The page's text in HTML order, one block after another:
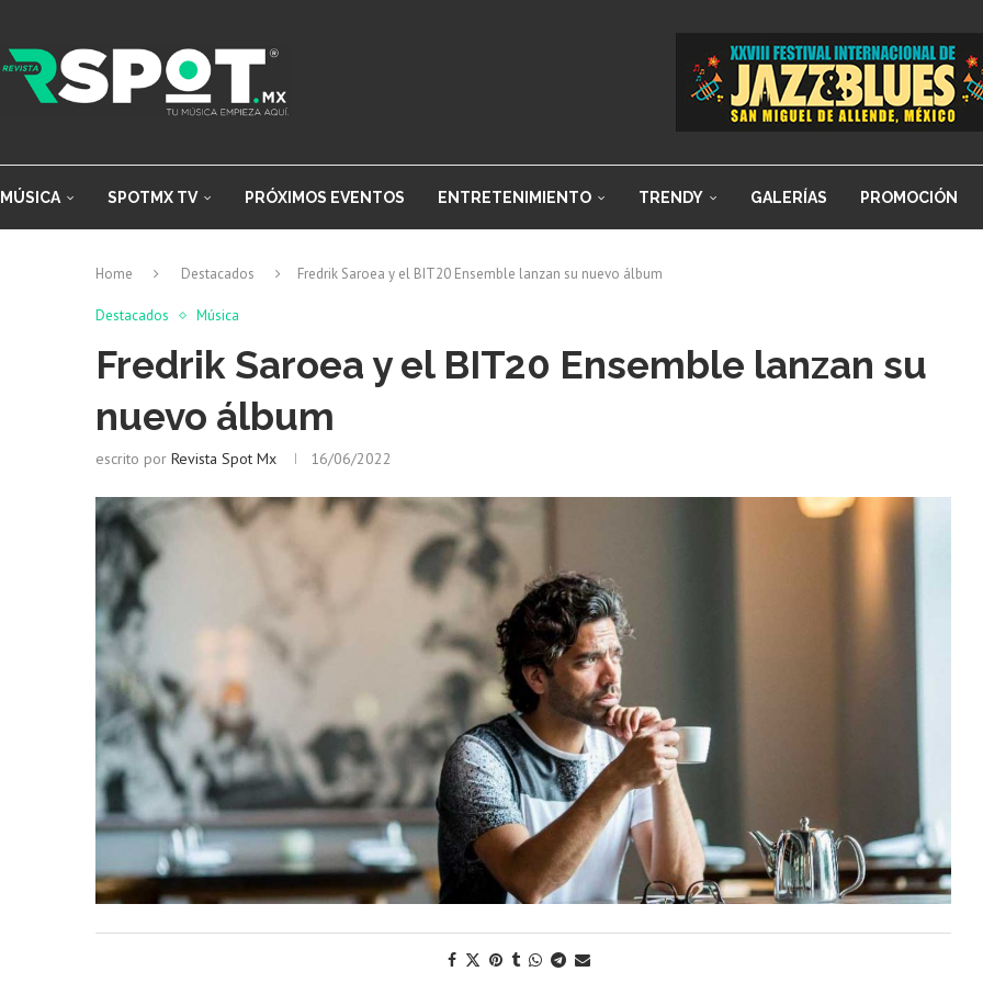
MÚSICA SPOTMX TV PRÓXIMOS EVENTOS ENTRETENIMIENTO TRENDY GALERÍAS PROMOCIÓN
Home Destacados Fredrik Saroea y el BIT20 Ensemble lanzan su nuevo álbum
Destacados Música
Fredrik Saroea y el BIT20 Ensemble lanzan su
nuevo álbum
escrito por Revista Spot Mx 16/06/2022